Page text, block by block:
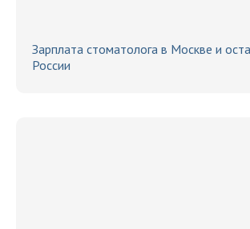
Зарплата стоматолога в Москве и
России